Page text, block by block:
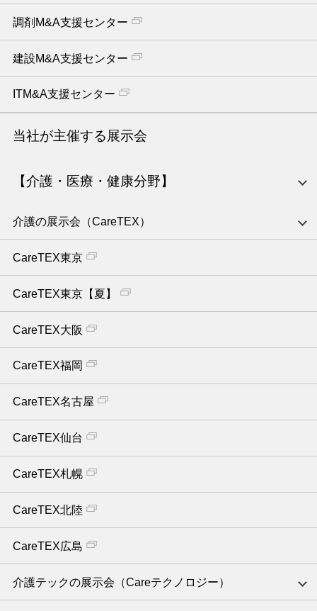
調剤M&A支援センター
建設M&A支援センター
ITM&A支援センター
当社が主催する展示会
【介護・医療・健康分野】
介護の展示会（CareTEX）
CareTEX東京
CareTEX東京【夏】
CareTEX大阪
CareTEX福岡
CareTEX名古屋
CareTEX仙台
CareTEX札幌
CareTEX北陸
CareTEX広島
介護テックの展示会（Careテクノロジー）